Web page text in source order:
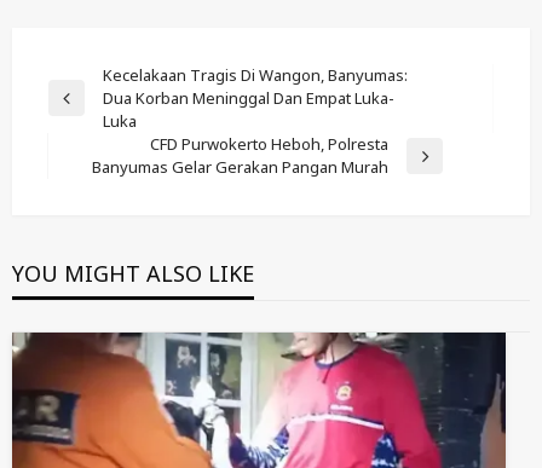
Navigation
Previous
Kecelakaan Tragis Di Wangon, Banyumas:
Dua Korban Meninggal Dan Empat Luka-
Luka
Next
CFD Purwokerto Heboh, Polresta
Banyumas Gelar Gerakan Pangan Murah
YOU MIGHT ALSO LIKE